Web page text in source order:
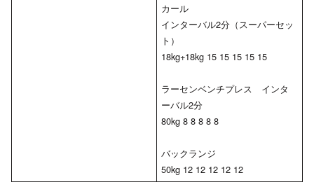
カール
インターバル2分（スーパーセッ
ト）
18kg+18kg 15 15 15 15 15
ラーセンベンチプレス インタ
ーバル2分
80kg 8 8 8 8 8
バックランジ
50kg 12 12 12 12 12